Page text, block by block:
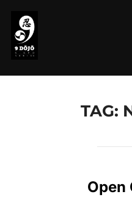
content
TAG:
Open